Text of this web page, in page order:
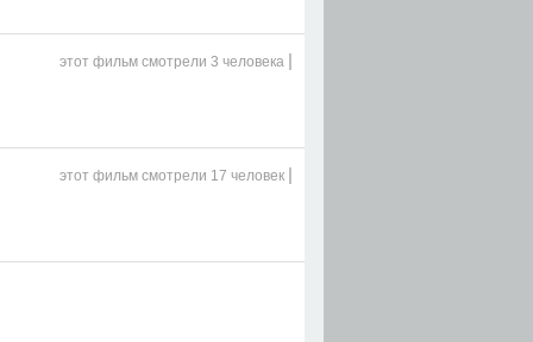
этот фильм смотрели 3 человека |
этот фильм смотрели 17 человек |